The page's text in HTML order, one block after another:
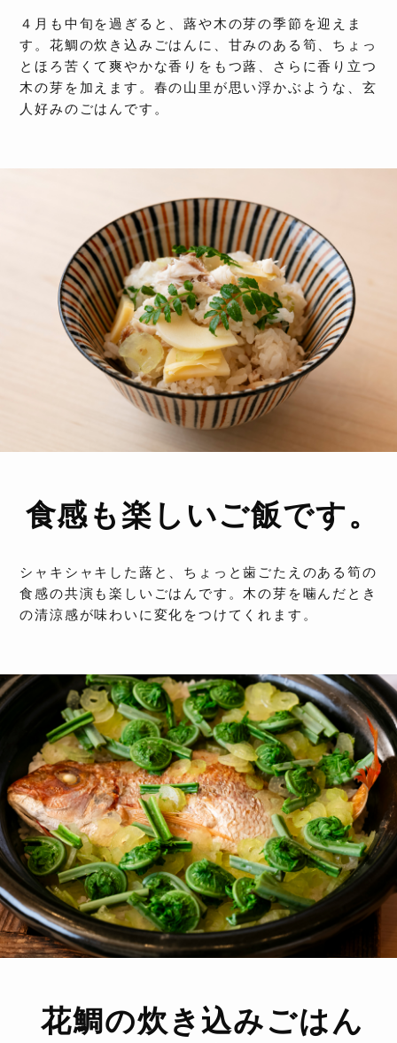
４月も中旬を過ぎると、蕗や木の芽の季節を迎えま
す。花鯛の炊き込みごはんに、甘みのある筍、ちょっ
とほろ苦くて爽やかな香りをもつ蕗、さらに香り立つ
木の芽を加えます。春の山里が思い浮かぶような、玄
人好みのごはんです。
食感も楽しいご飯です。
シャキシャキした蕗と、ちょっと歯ごたえのある筍の
食感の共演も楽しいごはんです。木の芽を噛んだとき
の清涼感が味わいに変化をつけてくれます。
花鯛の炊き込みごはん